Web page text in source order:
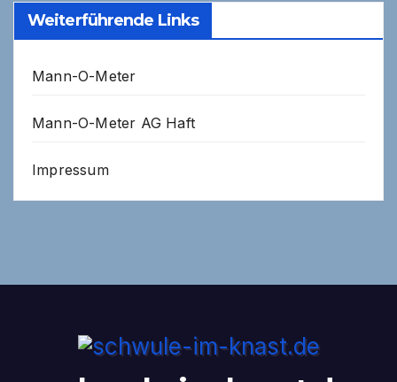
Weiterführende Links
Mann-O-Meter
Mann-O-Meter AG Haft
Impressum